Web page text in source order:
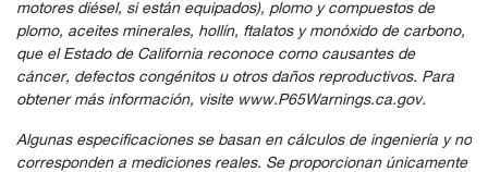
motores diésel, si están equipados), plomo y compuestos de
plomo, aceites minerales, hollín, ftalatos y monóxido de carbono,
que el Estado de California reconoce como causantes de
cáncer, defectos congénitos u otros daños reproductivos. Para
obtener más información, visite www.P65Warnings.ca.gov.
Algunas especificaciones se basan en cálculos de ingeniería y no
corresponden a mediciones reales. Se proporcionan únicamente